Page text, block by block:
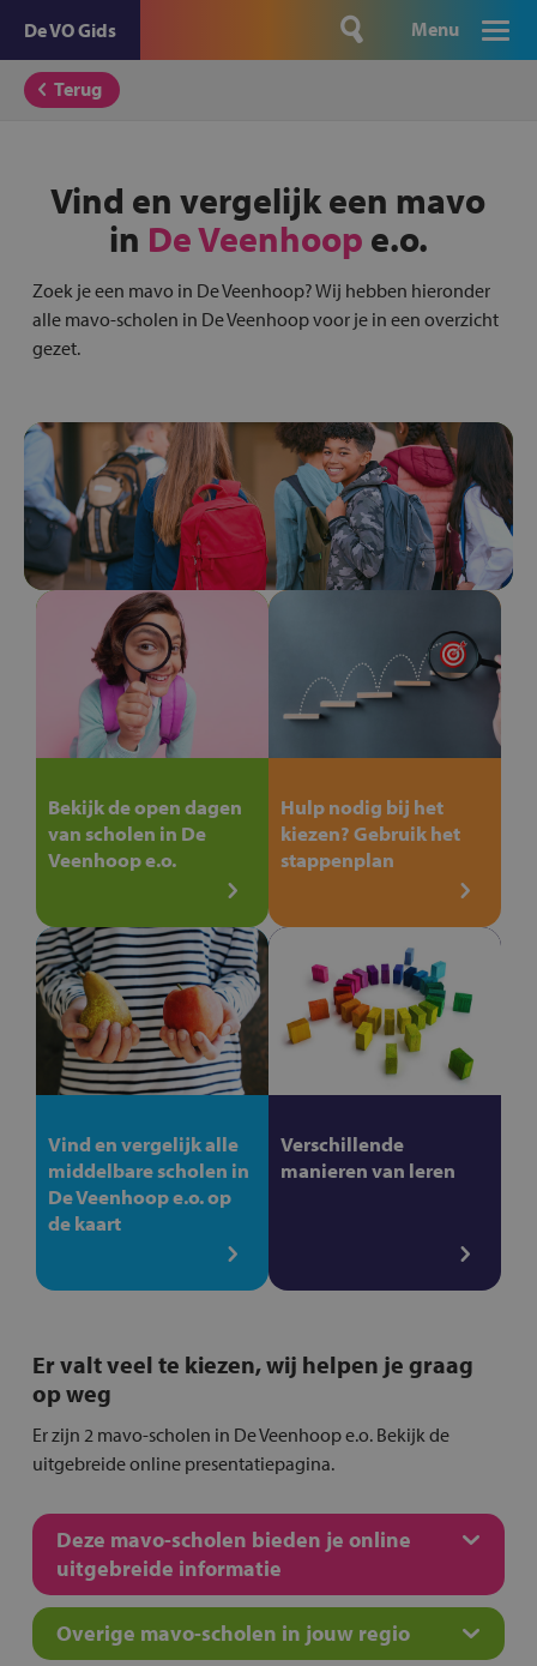
De VO Gids Menu
Terug
Vind en vergelijk een mavo
in De Veenhoop e.o.
Zoek je een mavo in De Veenhoop? Wij hebben hieronder
alle mavo-scholen in De Veenhoop voor je in een overzicht
gezet.
Bekijk de open dagen
van scholen in De
Veenhoop e.o.
Hulp nodig bij het
kiezen? Gebruik het
stappenplan
Vind en vergelijk alle
middelbare scholen in
De Veenhoop e.o. op
de kaart
Verschillende
manieren van leren
Er valt veel te kiezen, wij helpen je graag
op weg
Er zijn 2 mavo-scholen in De Veenhoop e.o. Bekijk de
uitgebreide online presentatiepagina.
Deze mavo-scholen bieden je online
uitgebreide informatie
Overige mavo-scholen in jouw regio